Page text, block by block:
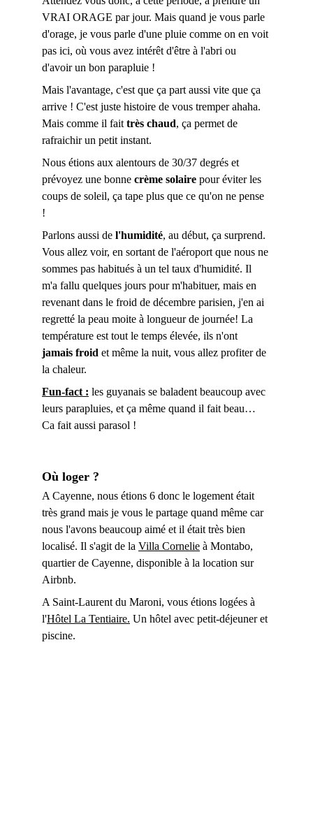
VRAI ORAGE par jour. Mais quand je vous parle
d'orage, je vous parle d'une pluie comme on en voit
pas ici, où vous avez intérêt d'être à l'abri ou
d'avoir un bon parapluie !
Mais l'avantage, c'est que ça part aussi vite que ça
arrive ! C'est juste histoire de vous tremper ahaha.
Mais comme il fait très chaud, ça permet de
rafraichir un petit instant.
Nous étions aux alentours de 30/37 degrés et
prévoyez une bonne crème solaire pour éviter les
coups de soleil, ça tape plus que ce qu'on ne pense
!
Parlons aussi de l'humidité, au début, ça surprend.
Vous allez voir, en sortant de l'aéroport que nous ne
sommes pas habitués à un tel taux d'humidité. Il
m'a fallu quelques jours pour m'habituer, mais en
revenant dans le froid de décembre parisien, j'en ai
regretté la peau moite à longueur de journée! La
température est tout le temps élevée, ils n'ont
jamais froid et même la nuit, vous allez profiter de
la chaleur.
Fun-fact : les guyanais se baladent beaucoup avec
leurs parapluies, et ça même quand il fait beau…
Ca fait aussi parasol !
Où loger ?
A Cayenne, nous étions 6 donc le logement était
très grand mais je vous le partage quand même car
nous l'avons beaucoup aimé et il était très bien
localisé. Il s'agit de la Villa Cornelie à Montabo,
quartier de Cayenne, disponible à la location sur
Airbnb.
A Saint-Laurent du Maroni, vous étions logées à
l'Hôtel La Tentiaire. Un hôtel avec petit-déjeuner et
piscine.